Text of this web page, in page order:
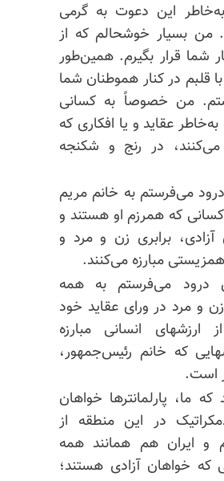
این دعوت به گرمی
من بسیار خوشحالم که از
شما قرار بگیرم. همین‌طور
قلبم در کنار هموطنان شما
من خصوصاً به کسانی
عقاید و یا افکاری که
در رنج و شکنجه
می‌فرستم به خانم مریم
که همرزم او هستند و
آزادی، برابری زن و مرد و
مبارزه می‌کنند.
درود می‌فرستم به همه
و مرد در ورای عقاید خود
ارزشهای انسانی مبارزه
که خانم رئیس‌جمهور،
است.
ما، پارلمانترها خواهان
در این منطقه از
و ایران هم همانند همه
که خواهان آزادی هستند؛